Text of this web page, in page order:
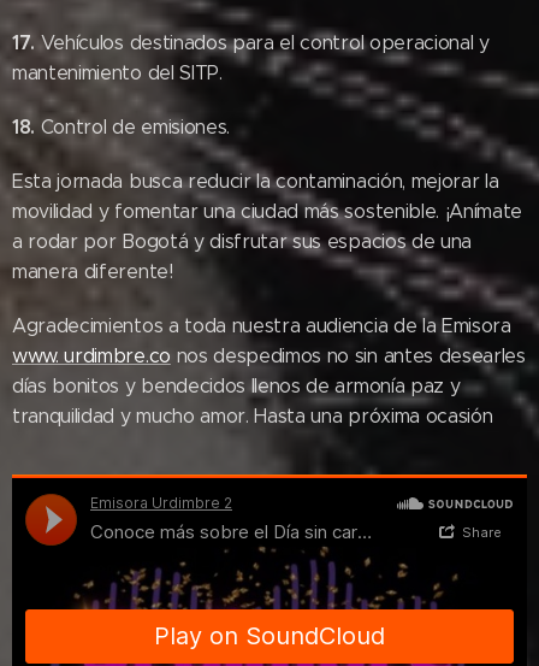
17.Vehículos destinados para el control operacional y
mantenimiento del SITP.
18. Control de emisiones.
Esta jornada busca reducir la contaminación, mejorar la
movilidad y fomentar una ciudad más sostenible. ¡Anímate
a rodar por Bogotá y disfrutar sus espacios de una
manera diferente!
Agradecimientos a toda nuestra audiencia de la Emisora
www. urdimbre.co nos despedimos no sin antes desearles
días bonitos y bendecidos llenos de armonía paz y
tranquilidad y mucho amor. Hasta una próxima ocasión